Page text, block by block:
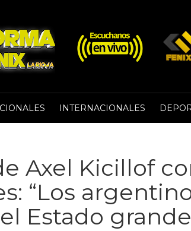
INTERNACIONALES
Axel Kicillof
“Los
Estado